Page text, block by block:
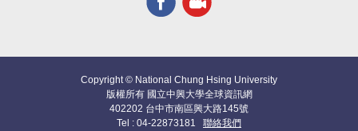
Copyright © National Chung Hsing University
版權所有 國立中興大學全球資訊網
402202 台中市南區興大路145號
Tel : 04-22873181 聯絡我們